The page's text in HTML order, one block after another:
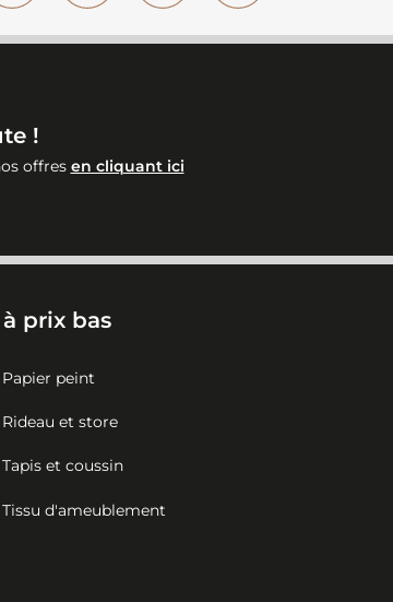
!
offres en cliquant ici
prix bas
Papier peint
Rideau et store
Tapis et coussin
Tissu d'ameublement